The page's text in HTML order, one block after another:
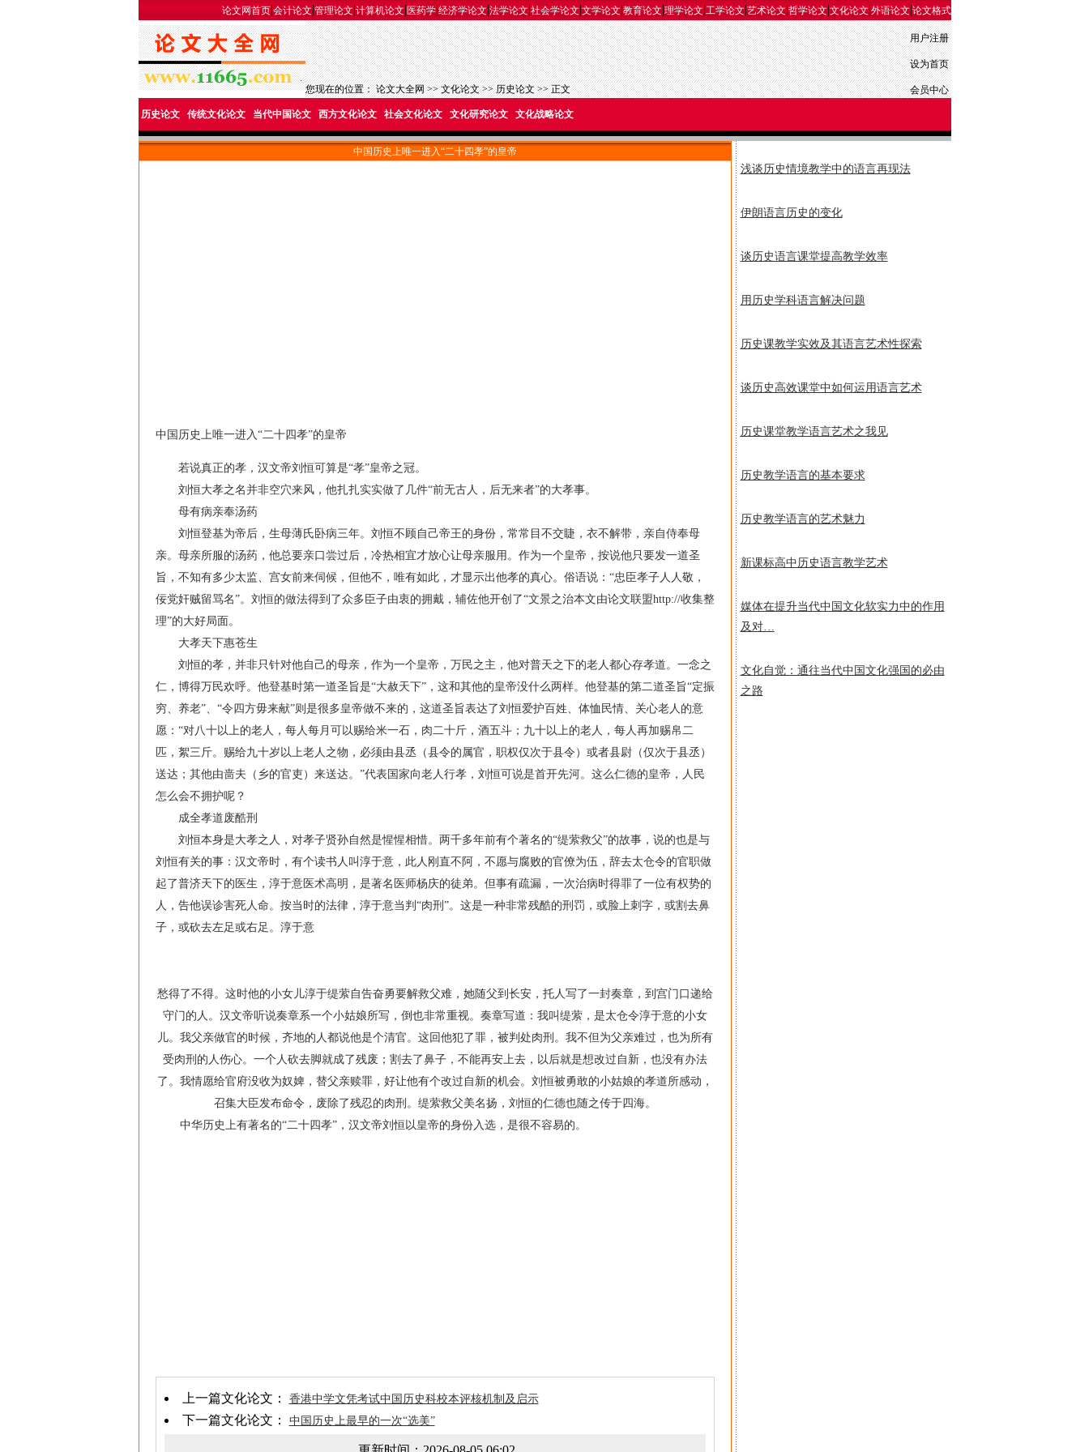
论文网首页|会计论文|管理论文|计算机论文| 医药学|经济学论文|法学论文|社会学论文|文学论文|教育论文|理学论文|工学论文|艺术论文|哲学论文|文化论文|外语论文|论文格式
用户注册
设为首页
您现在的位置：论文大全网>>文化论文>>历史论文>> 正文 会员中心
历史论文 传统文化论文 当代中国论文 西方文化论文 社会文化论文 文化研究论文 文化战略论文
中国历史上唯一进入“二十四孝”的皇帝
中国历史上唯一进入“二十四孝”的皇帝
若说真正的孝，汉文帝刘恒可算是“孝”皇帝之冠。
刘恒大孝之名并非空穴来风，他扎扎实实做了几件“前无古人，后无来者”的大孝事。
母有病亲奉汤药
刘恒登基为帝后，生母薄氏卧病三年。刘恒不顾自己帝王的身份，常常目不交睫，衣不解带，亲自侍奉母
亲。母亲所服的汤药，他总要亲口尝过后，冷热相宜才放心让母亲服用。作为一个皇帝，按说他只要发一道圣
旨，不知有多少太监、宫女前来伺候，但他不，唯有如此，才显示出他孝的真心。俗语说：“忠臣孝子人人敬，
佞党奸贼留骂名”。刘恒的做法得到了众多臣子由衷的拥戴，辅佐他开创了“文景之治本文由论文联盟http://收集整
理”的大好局面。
大孝天下惠苍生
刘恒的孝，并非只针对他自己的母亲，作为一个皇帝，万民之主，他对普天之下的老人都心存孝道。一念之
仁，博得万民欢呼。他登基时第一道圣旨是“大赦天下”，这和其他的皇帝没什么两样。他登基的第二道圣旨“定振
穷、养老”、“令四方毋来献”则是很多皇帝做不来的，这道圣旨表达了刘恒爱护百姓、体恤民情、关心老人的意
愿：“对八十以上的老人，每人每月可以赐给米一石，肉二十斤，酒五斗；九十以上的老人，每人再加赐帛二
匹，絮三斤。赐给九十岁以上老人之物，必须由县丞（县令的属官，职权仅次于县令）或者县尉（仅次于县丞）
送达；其他由啬夫（乡的官吏）来送达。”代表国家向老人行孝，刘恒可说是首开先河。这么仁德的皇帝，人民
怎么会不拥护呢？
成全孝道废酷刑
刘恒本身是大孝之人，对孝子贤孙自然是惺惺相惜。两千多年前有个著名的“缇萦救父”的故事，说的也是与
刘恒有关的事：汉文帝时，有个读书人叫淳于意，此人刚直不阿，不愿与腐败的官僚为伍，辞去太仓令的官职做
起了普济天下的医生，淳于意医术高明，是著名医师杨庆的徒弟。但事有疏漏，一次治病时得罪了一位有权势的
人，告他误诊害死人命。按当时的法律，淳于意当判“肉刑”。这是一种非常残酷的刑罚，或脸上刺字，或割去鼻
子，或砍去左足或右足。淳于意
愁得了不得。这时他的小女儿淳于缇萦自告奋勇要解救父难，她随父到长安，托人写了一封奏章，到宫门口递给
守门的人。汉文帝听说奏章系一个小姑娘所写，倒也非常重视。奏章写道：我叫缇萦，是太仓令淳于意的小女
儿。我父亲做官的时候，齐地的人都说他是个清官。这回他犯了罪，被判处肉刑。我不但为父亲难过，也为所有
受肉刑的人伤心。一个人砍去脚就成了残废；割去了鼻子，不能再安上去，以后就是想改过自新，也没有办法
了。我情愿给官府没收为奴婢，替父亲赎罪，好让他有个改过自新的机会。刘恒被勇敢的小姑娘的孝道所感动，
召集大臣发布命令，废除了残忍的肉刑。缇萦救父美名扬，刘恒的仁德也随之传于四海。
中华历史上有著名的“二十四孝”，汉文帝刘恒以皇帝的身份入选，是很不容易的。
上一篇文化论文： 香港中学文凭考试中国历史科校本评核机制及启示
下一篇文化论文： 中国历史上最早的一次“选美”
浅谈历史情境教学中的语言再现法
伊朗语言历史的变化
谈历史语言课堂提高教学效率
用历史学科语言解决问题
历史课教学实效及其语言艺术性探索
谈历史高效课堂中如何运用语言艺术
历史课堂教学语言艺术之我见
历史教学语言的基本要求
历史教学语言的艺术魅力
新课标高中历史语言教学艺术
媒体在提升当代中国文化软实力中的作用
及对…
文化自觉：通往当代中国文化强国的必由
之路